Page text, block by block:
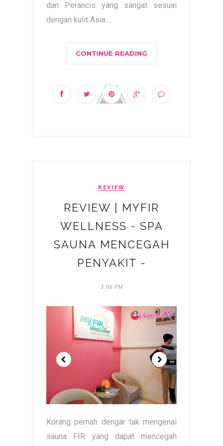
dan Perancis yang sangat sesuai
dengan kulit Asia....
CONTINUE READING
REVIEW
REVIEW | MYFIR
WELLNESS - SPA
SAUNA MENCEGAH
PENYAKIT -
3:06 PM
Korang pernah dengar tak mengenai
sauna FIR yang dapat mencegah